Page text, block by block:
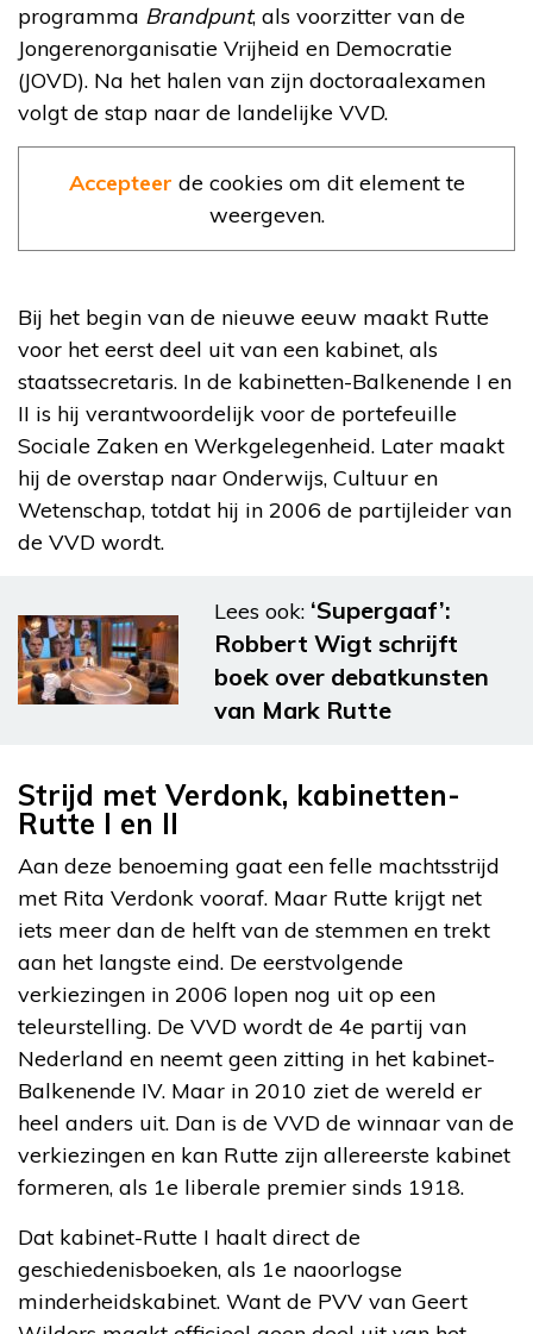
programma Brandpunt, als voorzitter van de
Jongerenorganisatie Vrijheid en Democratie
(JOVD). Na het halen van zijn doctoraalexamen
volgt de stap naar de landelijke VVD.
Accepteer de cookies om dit element te
weergeven.
Bij het begin van de nieuwe eeuw maakt Rutte
voor het eerst deel uit van een kabinet, als
staatssecretaris. In de kabinetten-Balkenende I en
II is hij verantwoordelijk voor de portefeuille
Sociale Zaken en Werkgelegenheid. Later maakt
hij de overstap naar Onderwijs, Cultuur en
Wetenschap, totdat hij in 2006 de partijleider van
de VVD wordt.
Lees ook: ‘Supergaaf’:
Robbert Wigt schrijft
boek over debatkunsten
van Mark Rutte
Strijd met Verdonk, kabinetten-
Rutte I en II
Aan deze benoeming gaat een felle machtsstrijd
met Rita Verdonk vooraf. Maar Rutte krijgt net
iets meer dan de helft van de stemmen en trekt
aan het langste eind. De eerstvolgende
verkiezingen in 2006 lopen nog uit op een
teleurstelling. De VVD wordt de 4e partij van
Nederland en neemt geen zitting in het kabinet-
Balkenende IV. Maar in 2010 ziet de wereld er
heel anders uit. Dan is de VVD de winnaar van de
verkiezingen en kan Rutte zijn allereerste kabinet
formeren, als 1e liberale premier sinds 1918.
Dat kabinet-Rutte I haalt direct de
geschiedenisboeken, als 1e naoorlogse
minderheidskabinet. Want de PVV van Geert